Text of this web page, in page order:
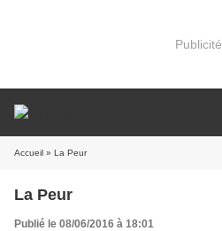
Publicité
Accueil » La Peur
La Peur
Publié le 08/06/2016 à 18:01